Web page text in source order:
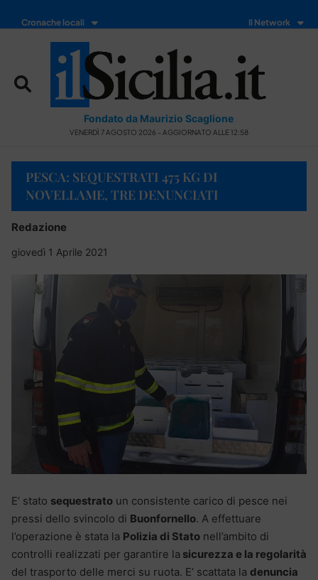
Cronache locali Il Network
Fondato da Maurizio Scaglione
VENERDÌ 7 AGOSTO 2026 - AGGIORNATO ALLE 12:58
PESCA: SEQUESTRATI 475 KG DI
NOVELLAME, TRE DENUNCIATI
Redazione
giovedì 1 Aprile 2021
E’ stato sequestrato un consistente carico di pesce nei
pressi dello svincolo di Buonfornello. A effettuare
l’operazione è stata la Polizia di Stato nell’ambito di
controlli realizzati per garantire la sicurezza e la regolarità
del trasporto delle merci su ruota. E’ scattata la denuncia